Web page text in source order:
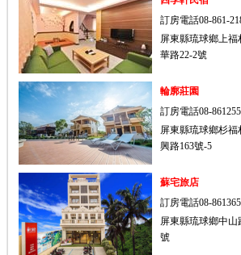
訂房電話08-861-
屏東縣琉球鄉上福
華路22-2號
輪廓莊園
訂房電話08-
屏東縣琉球鄉杉福
興路163號-5
蘇宅旅店
訂房電話08-
屏東縣琉球鄉中山
號